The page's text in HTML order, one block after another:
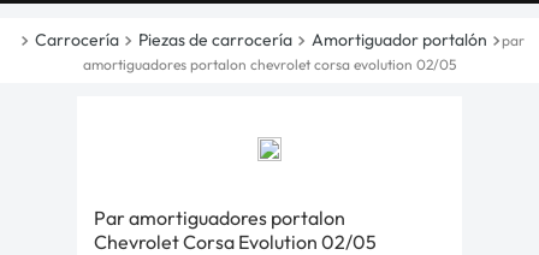
Carrocería Piezas de carrocería Amortiguador portalón
par
amortiguadores portalon chevrolet corsa evolution 02/05
Par amortiguadores portalon
Chevrolet Corsa Evolution 02/05